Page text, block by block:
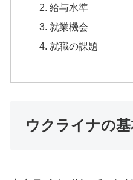
給与水準
就業機会
就職の課題
ウクライナの基